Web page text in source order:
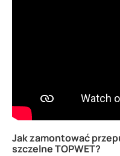
Jak zamontować
szczelne TOPWET?